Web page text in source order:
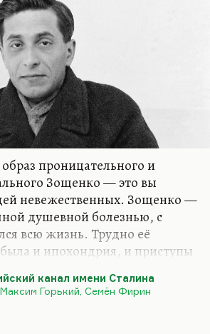
проницательного и
Зощенко — это вы
невежественных. Зощенко —
душевной болезнью, с
всю жизнь. Трудно её
и ипохондрия, и приступы
не верил, что там дают чай с
что там происходит великая
канал имени Сталина
Горький, Семён Фирин